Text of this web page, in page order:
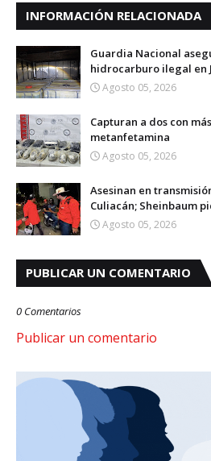
INFORMACIÓN RELACIONADA
Guardia Nacional
hidrocarburo ilegal en
Agosto 05, 2026
Capturan a dos con
metanfetamina
Agosto 05, 2026
Asesinan en
Culiacán; Sheinbaum
Agosto 05, 2026
PUBLICAR UN COMENTARIO
0 Comentarios
Publicar un comentario